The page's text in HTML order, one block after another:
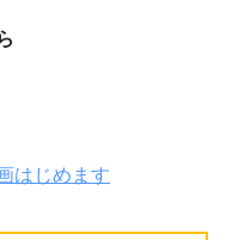
はじめます